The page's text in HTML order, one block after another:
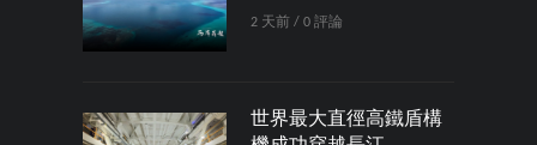
2 天前 / 0 評論
世界最大直徑高鐵盾構